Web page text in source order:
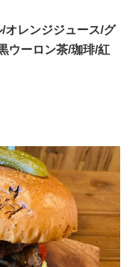
オレンジジュース/グ
ウーロン茶/珈琲/紅